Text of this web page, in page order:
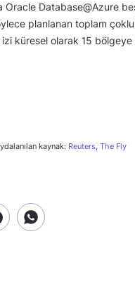
Oracle Database@Azure
planlanan toplam
izi küresel olarak 15
kaynak: Reuters, The Fly